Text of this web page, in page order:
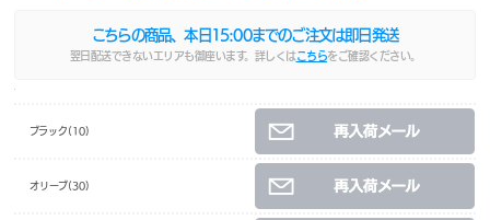
こちらの商品、本日 15:00までのご注文は即日発送
翌日配送できないエリアも御座います。詳しくは こちらをご確認ください。
ブラック(10)
オリーブ(30)